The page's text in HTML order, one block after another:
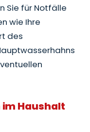
Sie für Notfälle
wie Ihre
des
Haushalt